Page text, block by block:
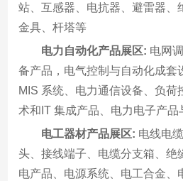
站、互感器、电抗器、避雷器、
金具、杆塔等
电力自动化产品展区: 电网
备产品，电气控制与自动化成套
MIS 系统、电力通信设备、负荷
术和IT 集成产品、电力电子产品
电工器材产品展区: 电线电
头、接线端子、电缆分支箱、绝
电产品、电源系统、电工合金、